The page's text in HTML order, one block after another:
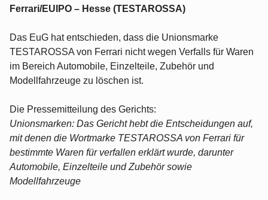
Ferrari/EUIPO – Hesse (TESTAROSSA)
Das EuG hat entschieden, dass die Unionsmarke
TESTAROSSA von Ferrari nicht wegen Verfalls für Waren
im Bereich Automobile, Einzelteile, Zubehör und
Modellfahrzeuge zu löschen ist.
Die Pressemitteilung des Gerichts:
Unionsmarken: Das Gericht hebt die Entscheidungen auf,
mit denen die Wortmarke TESTAROSSA von Ferrari für
bestimmte Waren für verfallen erklärt wurde, darunter
Automobile, Einzelteile und Zubehör sowie
Modellfahrzeuge